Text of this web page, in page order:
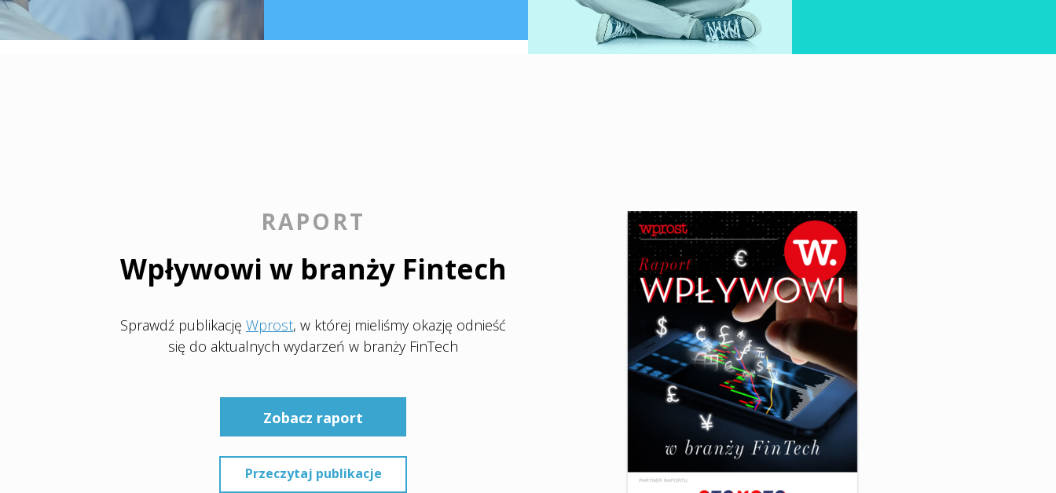
RAPORT
Wpływowi w branży Fintech
Sprawdź publikacjęWprost, w której mieliśmy okazję odnieść
się do aktualnych wydarzeń w branży FinTech
Zobacz raport
Przeczytaj publikacje